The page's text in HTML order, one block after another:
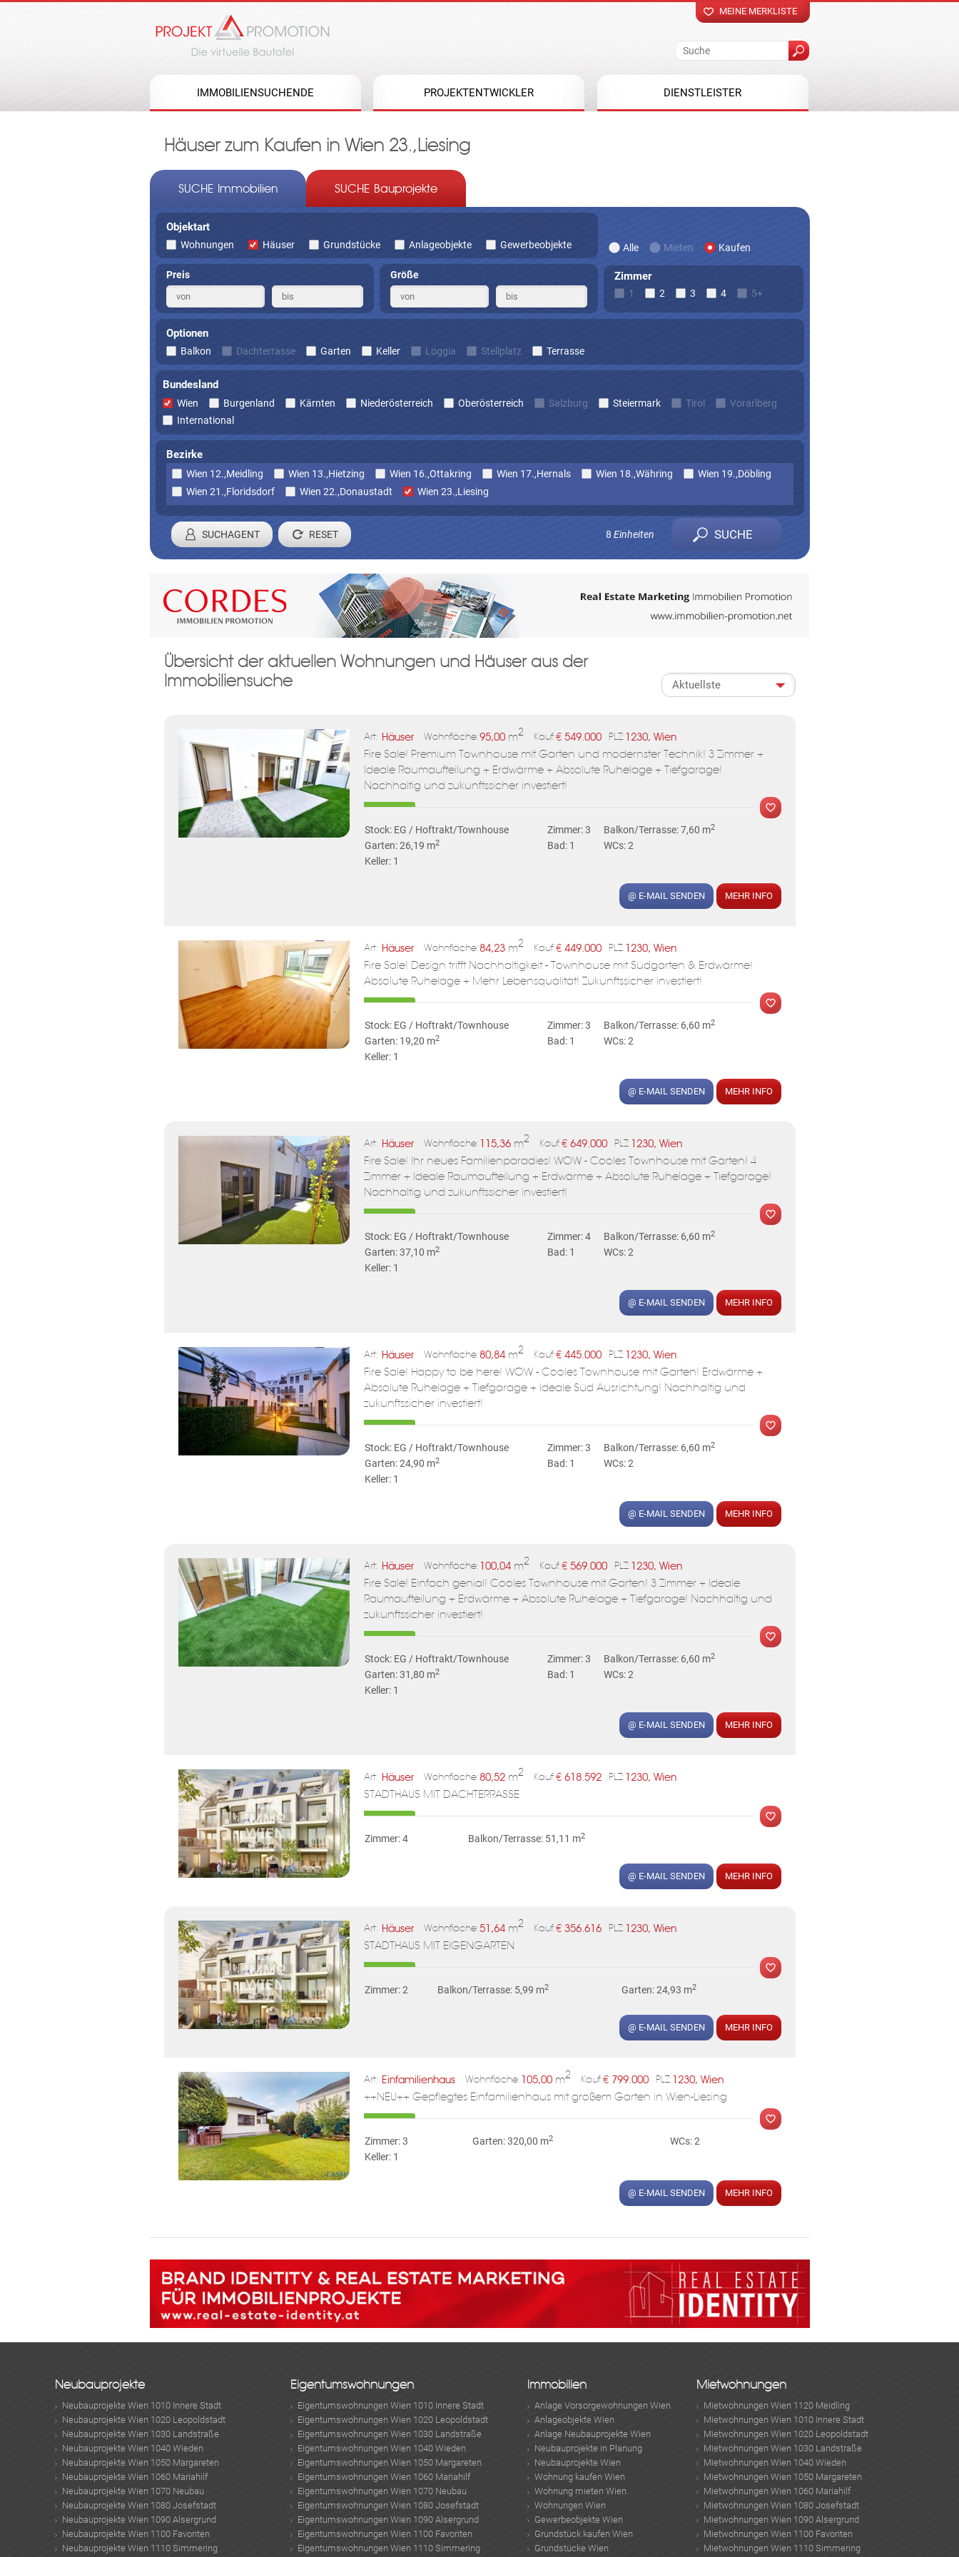
MEINE MERKLISTE
IMMOBILIENSUCHENDE PROJEKTENTWICKLER DIENSTLEISTER
Häuser zum Kaufen in Wien 23.,Liesing
SUCHE Immobilien SUCHE Bauprojekte
Objektart
Wohnungen Häuser Grundstücke Anlageobjekte Gewerbeobjekte Alle Mieten Kaufen
Preis Größe Zimmer
1 2 3 4 5+
Optionen
Balkon Dachterrasse Garten Keller Loggia Stellplatz Terrasse
Bundesland
Wien Burgenland Kärnten Niederösterreich Oberösterreich Salzburg Steiermark Tirol
Vorarlberg
International
Bezirke
Wien 12.,Meidling Wien 13.,Hietzing Wien 16.,Ottakring Wien 17.,Hernals Wien 18.,Währing
Wien 19.,Döbling
Wien 21.,Floridsdorf
Wien 22.,Donaustadt Wien 23.,Liesing
8 Einheiten
SUCHAGENT
Registrieren Sie sich um laufend Angebote die zu Ihren Suchkriterien passen zu erhalten.
E-mail
Damit wir ihre Anfrage verarbeiten können, werden wir die von ihnen eingegebenen Daten verarbeiten. Informationen über die Verarbeitung
Übersicht der aktuellen Wohnungen und Häuser aus der
Immobiliensuche
Art: Häuser Wohnfläche:95,00 m2 Kauf:€ 549.000 PLZ: 1230, Wien
Fire Sale! Premium Townhouse mit Garten und modernster Technik! 3 Zimmer +
Ideale Raumaufteilung + Erdwärme + Absolute Ruhelage + Tiefgarage!
Nachhaltig und zukunftssicher investiert!
KLIS
Stock: EG / Hoftrakt/Townhouse Zimmer: 3 Balkon/Terrasse: 7,60 m2
Garten: 26,19 m2 Bad: 1
WCs: 2
Keller: 1
@ E-MAIL SENDEN MEHR INFO
Art: Häuser Wohnfläche:84,23 m2 Kauf:€ 449.000 PLZ: 1230, Wien
Fire Sale! Design trifft Nachhaltigkeit - Townhouse mit Südgarten & Erdwärme!
Absolute Ruhelage + Mehr Lebensqualität! Zukunftssicher investiert!
KLIS
Stock: EG / Hoftrakt/Townhouse Zimmer: 3 Balkon/Terrasse: 6,60 m2
Garten: 19,20 m2 Bad: 1
WCs: 2
Keller: 1
@ E-MAIL SENDEN MEHR INFO
Art: Häuser Wohnfläche: 115,36 m2 Kauf:€ 649.000 PLZ: 1230, Wien
Fire Sale! Ihr neues Familienparadies! WOW - Cooles Townhouse mit Garten! 4
Zimmer + Ideale Raumaufteilung + Erdwärme + Absolute Ruhelage + Tiefgarage!
Nachhaltig und zukunftssicher investiert!
Stock: EG / Hoftrakt/Townhouse Zimmer: 4 Balkon/Terrasse: 6,60 m2
Garten: 37,10 m2 Bad: 1
WCs: 2
Keller: 1
@ E-MAIL SENDEN MEHR INFO
Art: Häuser Wohnfläche:80,84 m2 Kauf:€ 445.000 PLZ: 1230, Wien
Fire Sale! Happy to be here! WOW - Cooles Townhouse mit Garten! Erdwärme +
Absolute Ruhelage + Tiefgarage + Ideale Süd Ausrichtung! Nachhaltig und
zukunftssicher investiert!
MER
Stock: EG / Hoftrakt/Townhouse Zimmer: 3 Balkon/Terrasse: 6,60 m2
Garten: 24,90 m2 Bad: 1
WCs: 2
Keller: 1
@ E-MAIL SENDEN MEHR INFO
Art: Häuser Wohnfläche: 100,04 m2 Kauf:€ 569.000 PLZ: 1230, Wien
Fire Sale! Einfach genial! Cooles Townhouse mit Garten! 3 Zimmer + Ideale
Raumaufteilung + Erdwärme + Absolute Ruhelage + Tiefgarage! Nachhaltig und
zukunftssicher investiert!
Stock: EG / Hoftrakt/Townhouse Zimmer: 3 Balkon/Terrasse: 6,60 m2
Garten: 31,80 m2 Bad: 1
WCs: 2
Keller: 1
@ E-MAIL SENDEN MEHR INFO
Art: Häuser Wohnfläche:80,52 m2 Kauf:€ 618.592 PLZ: 1230, Wien
STADTHAUS MIT DACHTERRASSE
MER
Zimmer: 4 Balkon/Terrasse: 51,11 m2
@ E-MAIL SENDEN MEHR INFO
Art: Häuser Wohnfläche:51,64 m2 Kauf:€ 356.616 PLZ: 1230, Wien
STADTHAUS MIT EIGENGARTEN
MER
Zimmer: 2 Balkon/Terrasse: 5,99 m2 Garten: 24,93 m2
@ E-MAIL SENDEN MEHR INFO
Art: Einfamilienhaus Wohnfläche: 105,00 m2 Kauf:€ 799.000 PLZ: 1230, Wien
++NEU++ Gepflegtes Einfamilienhaus mit großem Garten in Wien-Liesing
Zimmer: 3 Garten: 320,00 m2
WCs: 2
Keller: 1
@ E-MAIL SENDEN MEHR INFO
Neubauprojekte
Neubauprojekte Wien 1010 Innere Stadt
Neubauprojekte Wien 1020 Leopoldstadt
Neubauprojekte Wien 1030 Landstraße
Neubauprojekte Wien 1040 Wieden
Neubauprojekte Wien 1050 Margareten
Neubauprojekte Wien 1060 Mariahilf
Neubauprojekte Wien 1070 Neubau
Neubauprojekte Wien 1080 Josefstadt
Neubauprojekte Wien 1090 Alsergrund
Neubauprojekte Wien 1100 Favoriten
Neubauprojekte Wien 1110 Simmering
Eigentumswohnungen
Eigentumswohnungen Wien 1010 Innere Stadt
Eigentumswohnungen Wien 1020 Leopoldstadt
Eigentumswohnungen Wien 1030 Landstraße
Eigentumswohnungen Wien 1040 Wieden
Eigentumswohnungen Wien 1050 Margareten
Eigentumswohnungen Wien 1060 Mariahilf
Eigentumswohnungen Wien 1070 Neubau
Eigentumswohnungen Wien 1080 Josefstadt
Eigentumswohnungen Wien 1090 Alsergrund
Eigentumswohnungen Wien 1100 Favoriten
Eigentumswohnungen Wien 1110 Simmering
Immobilien
Anlage Vorsorgewohnungen Wien
Anlageobjekte Wien
Anlage Neubauprojekte Wien
Neubauprojekte in Planung
Neubauprojekte Wien
Wohnung kaufen Wien
Wohnung mieten Wien
Wohnungen Wien
Gewerbeobjekte Wien
Grundstück kaufen Wien
Grundstücke Wien
Mietwohnungen
Mietwohnungen Wien 1120 Meidling
Mietwohnungen Wien 1010 Innere Stadt
Mietwohnungen Wien 1020 Leopoldstadt
Mietwohnungen Wien 1030 Landstraße
Mietwohnungen Wien 1040 Wieden
Mietwohnungen Wien 1050 Margareten
Mietwohnungen Wien 1060 Mariahilf
Mietwohnungen Wien 1080 Josefstadt
Mietwohnungen Wien 1090 Alsergrund
Mietwohnungen Wien 1100 Favoriten
Mietwohnungen Wien 1110 Simmering